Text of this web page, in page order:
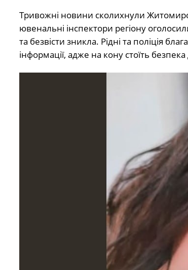
Тривожні новини сколихнули
ювенальні інспектори регіону
та безвісти зникла. Рідні та поліція
інформації, адже на кону стоїть